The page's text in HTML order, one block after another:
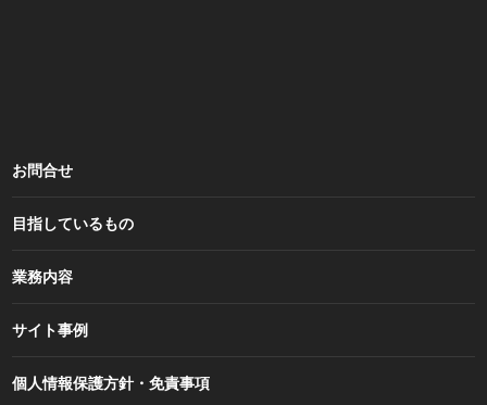
お問合せ
目指しているもの
業務内容
サイト事例
個人情報保護方針・免責事項